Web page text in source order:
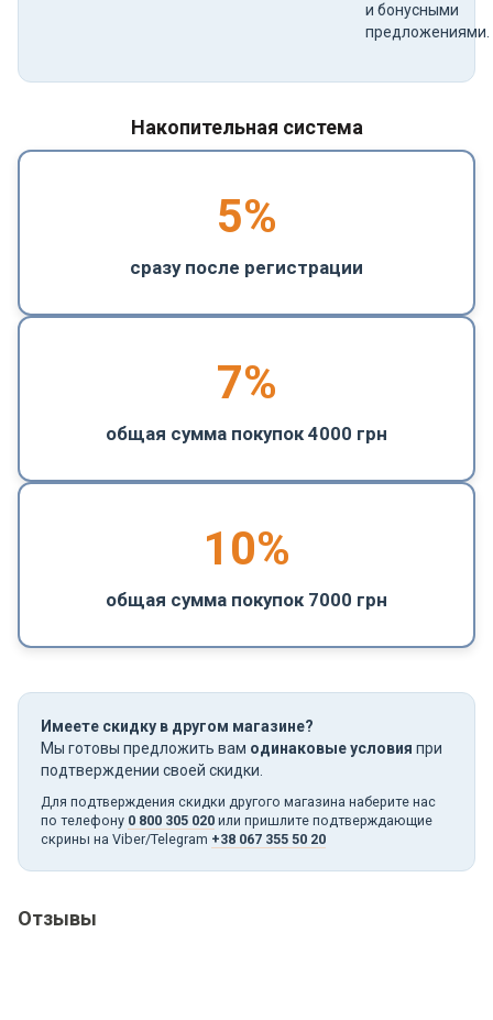
и бонусными
предложениями.
Накопительная система
5%
сразу после регистрации
7%
общая сумма покупок 4000 грн
10%
общая сумма покупок 7000 грн
Имеете скидку в другом магазине?
Мы готовы предложить вам одинаковые условия при
подтверждении своей скидки.
Для подтверждения скидки другого магазина наберите нас
по телефону 0 800 305 020 или пришлите подтверждающие
скрины на Viber/Telegram +38 067 355 50 20
Отзывы